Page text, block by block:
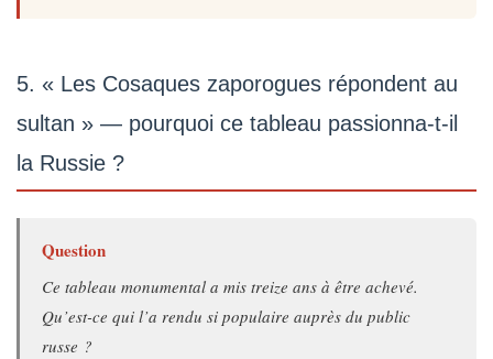
5. « Les Cosaques zaporogues répondent au
sultan » — pourquoi ce tableau passionna-t-il
la Russie ?
Question
Ce tableau monumental a mis treize ans à être achevé.
Qu’est-ce qui l’a rendu si populaire auprès du public
russe ?